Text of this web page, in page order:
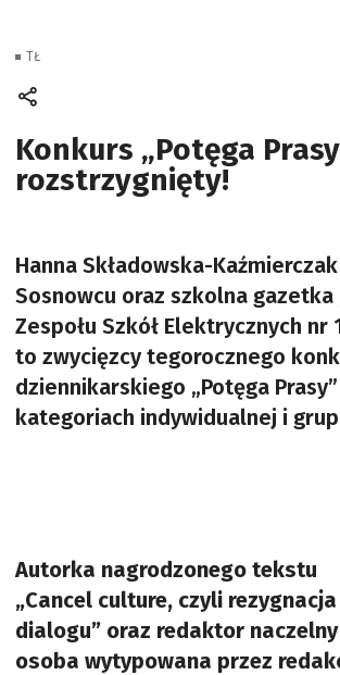
Konkurs „Potęga
rozstrzygnięty!
Hanna Składowska-Kaźmierczak
Sosnowcu oraz szkolna gazetka
Zespołu Szkół Elektrycznych nr
to zwycięzcy tegorocznego
dziennikarskiego „Potęga
kategoriach indywidualnej i
Autorka nagrodzonego tekstu
„Cancel culture, czyli rezygnacja
dialogu” oraz redaktor
osoba wytypowana przez
TŁ